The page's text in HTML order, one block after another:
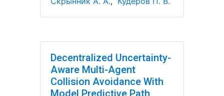
Decentralized Uncertainty-
Aware Multi-Agent
Collision Avoidance With
Model Predictive Path